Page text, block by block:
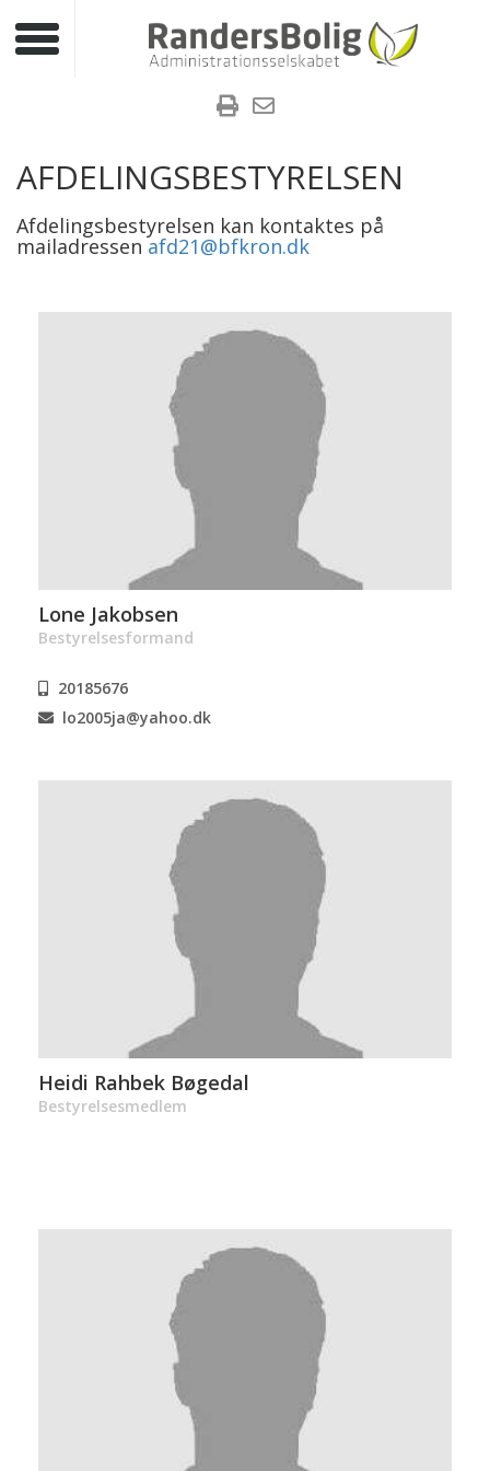
Toggle navigation
AFDELINGSBESTYRELSEN
Afdelingsbestyrelsen kan kontaktes på
mailadressenafd21@bfkron.dk
Lone Jakobsen
Bestyrelsesformand
20185676
lo2005ja@yahoo.dk
Heidi Rahbek Bøgedal
Bestyrelsesmedlem